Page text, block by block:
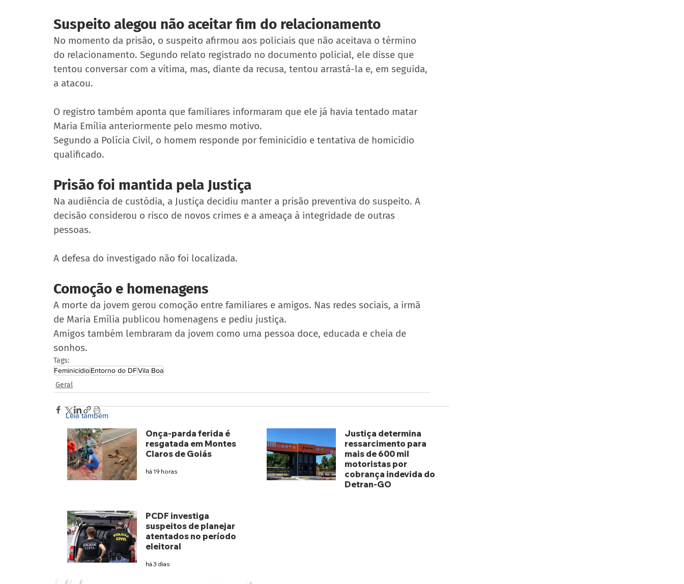
Suspeito alegou não aceitar fim do relacionamento
No momento da prisão, o suspeito afirmou aos policiais que não aceitava o término
do relacionamento. Segundo relato registrado no documento policial, ele disse que
tentou conversar com a vítima, mas, diante da recusa, tentou arrastá-la e, em seguida,
a atacou.
O registro também aponta que familiares informaram que ele já havia tentado matar
Maria Emília anteriormente pelo mesmo motivo.
Segundo a Polícia Civil, o homem responde por feminicídio e tentativa de homicídio
qualificado.
Prisão foi mantida pela Justiça
Na audiência de custódia, a Justiça decidiu manter a prisão preventiva do suspeito. A
decisão considerou o risco de novos crimes e a ameaça à integridade de outras
pessoas.
A defesa do investigado não foi localizada.
Comoção e homenagens
A morte da jovem gerou comoção entre familiares e amigos. Nas redes sociais, a irmã
de Maria Emília publicou homenagens e pediu justiça.
Amigos também lembraram da jovem como uma pessoa doce, educada e cheia de
sonhos.
Tags:
FeminicídioEntorno do DFVila Boa
Geral
Leia também
Onça-parda ferida é
resgatada em Montes
Claros de Goiás
há 19 horas
Justiça determina
ressarcimento para
mais de 600 mil
motoristas por
cobrança indevida do
Detran-GO
PCDF investiga
suspeitos de planejar
atentados no período
eleitoral
há 3 dias